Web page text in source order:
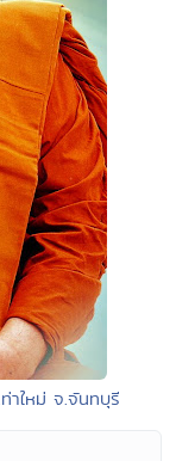
าใหม่ จ.จันทบุรี